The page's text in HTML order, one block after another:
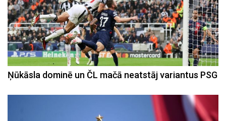
Ņūkāsla dominē un ČL mačā neatstāj variantus PSG